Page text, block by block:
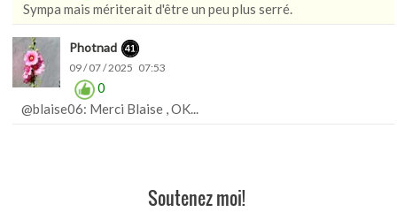
Sympa mais mériterait d'être un peu plus serré.
Photnad
09 / 07 / 2025 07:53
0
@blaise06: Merci Blaise , OK...
Soutenez moi!